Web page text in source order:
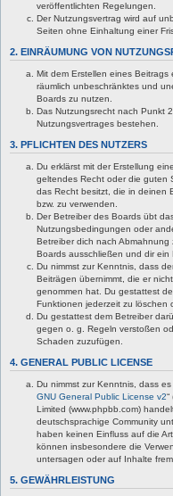
veröffentlichten Regelungen.
Der Nutzungsvertrag wird auf
Seiten ohne Einhaltung einer
2. EINRÄUMUNG VON
Mit dem Erstellen eines
räumlich unbeschränktes und
Boards zu nutzen.
Das Nutzungsrecht nach Punkt
Nutzungsvertrages bestehen.
3. PFLICHTEN DES NUTZERS
Du erklärst mit der Erstellung
geltendes Recht oder die guten
das Recht besitzt, die in deinen
bzw. zu verwenden.
Der Betreiber des Boards übt
Nutzungsbedingungen oder
Betreiber dich nach
Boards ausschließen und dir ein
Du nimmst zur Kenntnis, dass
Beiträgen übernimmt, die er
genommen hat. Du gestattest
Funktionen jederzeit zu löschen
Du gestattest dem Betreiber
gegen o. g. Regeln verstoßen
Schaden zuzufügen.
4. GENERAL PUBLIC LICENSE
Du nimmst zur Kenntnis, dass
GNU General Public License v2
Limited (www.phpbb.com)
deutschsprachige Community
haben keinen Einfluss auf die
können insbesondere die
untersagen oder auf Inhalte
5. GEWÄHRLEISTUNG